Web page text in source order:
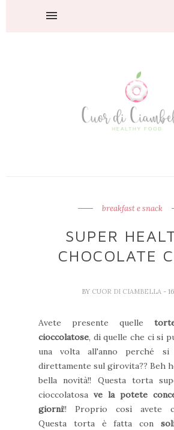
breakfast e snack
SUPER
CHOCOLATE
BY CUOR DI CIAMBELLA -
Avete presente quelle
cioccolatose, di quelle che ci si
una volta all'anno perché si
direttamente sul girovita?? Beh
bella novità!! Questa torta
cioccolatosa ve la potete
giorni!! Proprio così avete
Questa torta è fatta con